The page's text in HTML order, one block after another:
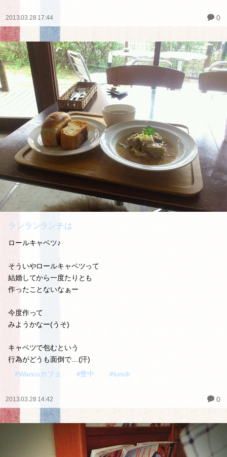
2013.03.28 17:44 0
ランランランチは
ロールキャベツ♪
そういやロールキャベツって
結婚してから一度たりとも
作ったことないなぁー
今度作って
みようかなー(うそ)
キャベツで包むという
行為がどうも面倒で…(汗)
#Wancoカフェ
#豊中 #lunch
2013.03.28 14:42 0